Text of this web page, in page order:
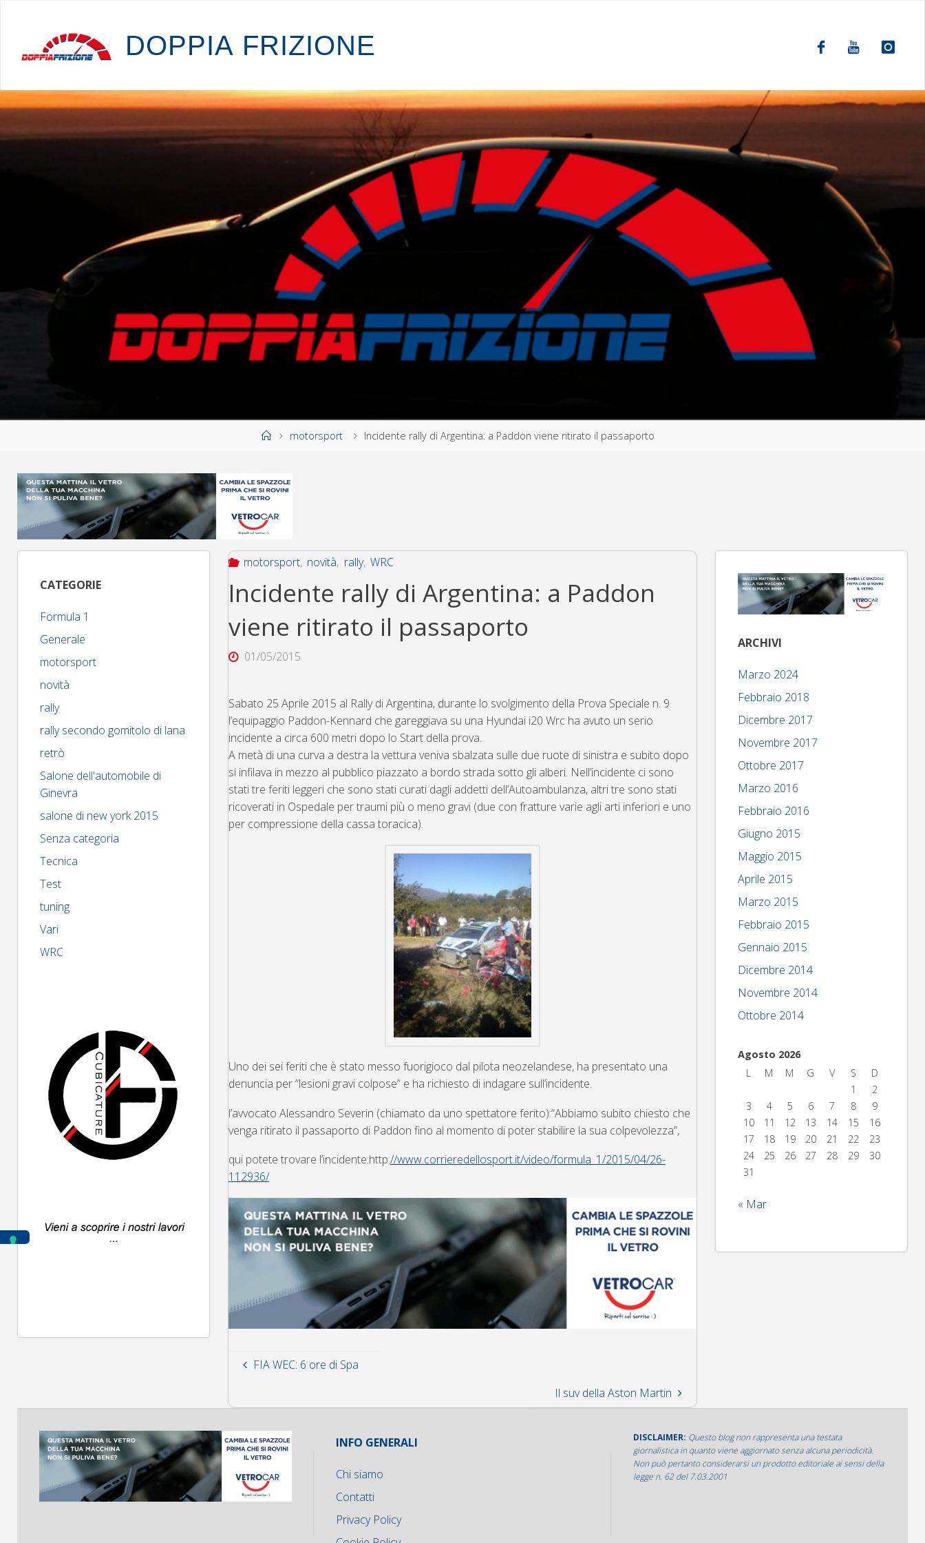
DOPPIA FRIZIONE
Homemotorsport Incidente rally di Argentina: a Paddon viene ritirato il passaporto
motorsport, novità, rally, WRC
Incidente rally di Argentina: a Paddon
viene ritirato il passaporto
01/05/2015
Sabato 25 Aprile 2015 al Rally di Argentina, durante lo svolgimento della Prova Speciale n. 9
l’equipaggio Paddon-Kennard che gareggiava su una Hyundai i20 Wrc ha avuto un serio
incidente a circa 600 metri dopo lo Start della prova.
A metà di una curva a destra la vettura veniva sbalzata sulle due ruote di sinistra e subito dopo
si infilava in mezzo al pubblico piazzato a bordo strada sotto gli alberi. Nell’incidente ci sono
stati tre feriti leggeri che sono stati curati dagli addetti dell’Autoambulanza, altri tre sono stati
ricoverati in Ospedale per traumi più o meno gravi (due con fratture varie agli arti inferiori e uno
per compressione della cassa toracica).
Uno dei sei feriti che è stato messo fuorigioco dal pilota neozelandese, ha presentato una
denuncia per “lesioni gravi colpose” e ha richiesto di indagare sull’incidente.
l’avvocato Alessandro Severin (chiamato da uno spettatore ferito):“Abbiamo subito chiesto che
venga ritirato il passaporto di Paddon fino al momento di poter stabilire la sua colpevolezza”,
qui potete trovare l’incidente:http://www.corrieredellosport.it/video/formula_1/2015/04/26-
112936/
FIA WEC: 6 ore di Spa
Il suv della Aston Martin
CATEGORIE
Formula 1
Generale
motorsport
novità
rally
rally secondo gomitolo di lana
retrò
Salone dell'automobile di
Ginevra
salone di new york 2015
Senza categoria
Tecnica
Test
tuning
Vari
WRC
ARCHIVI
Marzo 2024
Febbraio 2018
Dicembre 2017
Novembre 2017
Ottobre 2017
Marzo 2016
Febbraio 2016
Giugno 2015
Maggio 2015
Aprile 2015
Marzo 2015
Febbraio 2015
Gennaio 2015
Dicembre 2014
Novembre 2014
Ottobre 2014
Agosto 2026
L
M M G V S
D
1
2
3
4 5 6 7 8
9
10
11 12 13 14 15
16
17
18 19 20 21 22
23
24
25 26 27 28 29
30
31
« Mar
INFO GENERALI
Chi siamo
Contatti
Privacy Policy
DISCLAIMER: Questo blog non rappresenta una testata
giornalistica in quanto viene aggiornato senza alcuna periodicità.
Non può pertanto considerarsi un prodotto editoriale ai sensi della
legge n. 62 del 7.03.2001